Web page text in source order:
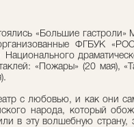
«Большие гастроли»
ФГБУК
«Пожары» (20 мая),
с любовью, и как они
народа, который
в эту волшебную страну,